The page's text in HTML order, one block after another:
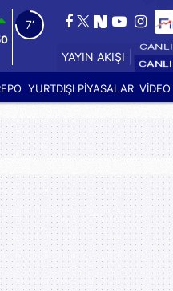
6’
YAYIN AKIŞI
YURTDIŞI PİYASALAR VİDEO